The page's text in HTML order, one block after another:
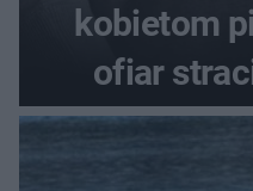
kobietom
ofiar